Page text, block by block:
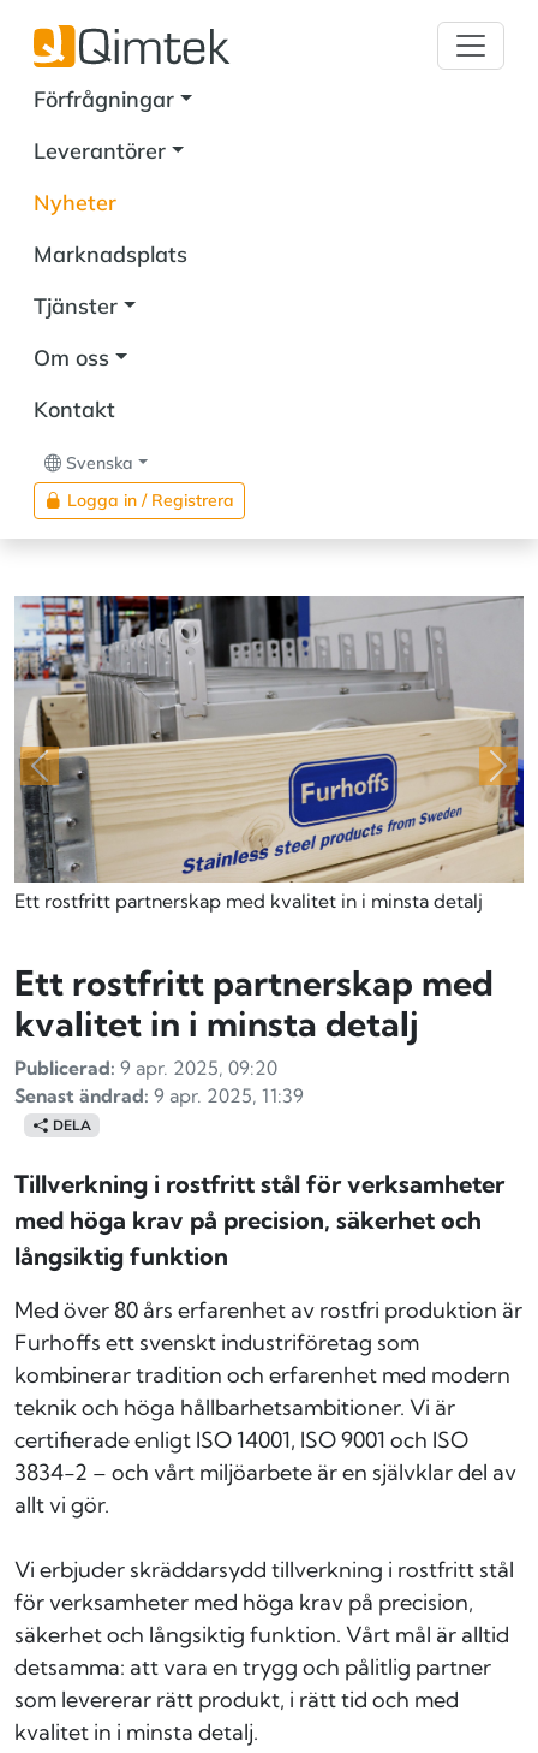
Förfrågningar
Leverantörer
Nyheter
Marknadsplats
Tjänster
Om oss
Kontakt
Svenska
Logga in / Registrera
Ett rostfritt partnerskap med kvalitet in i minsta detalj
Föregående
Ett rostfritt partnerskap med
kvalitet in i minsta detalj
Publicerad: 9 apr. 2025, 09:20
Senast ändrad: 9 apr. 2025, 11:39
DELA
Tillverkning i rostfritt stål för verksamheter
med höga krav på precision, säkerhet och
långsiktig funktion
Med över 80 års erfarenhet av rostfri produktion är
Furhoffs ett svenskt industriföretag som
kombinerar tradition och erfarenhet med modern
teknik och höga hållbarhetsambitioner. Vi är
certifierade enligt ISO 14001, ISO 9001 och ISO
3834-2 – och vårt miljöarbete är en självklar del av
allt vi gör.
Vi erbjuder skräddarsydd tillverkning i rostfritt stål
för verksamheter med höga krav på precision,
säkerhet och långsiktig funktion. Vårt mål är alltid
detsamma: att vara en trygg och pålitlig partner
som levererar rätt produkt, i rätt tid och med
kvalitet in i minsta detalj.